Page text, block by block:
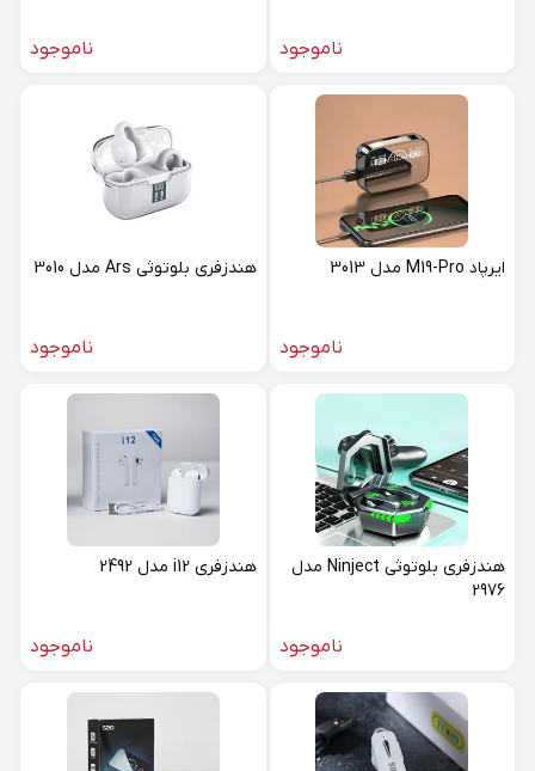
ناموجود ناموجود
ایرپاد M19-Pro مدل 3013
ناموجود
هندزفری بلوتوثی Ars مدل 3010
ناموجود
هندزفری بلوتوثی Ninject مدل
2976
ناموجود
هندزفری i12 مدل 2492
ناموجود